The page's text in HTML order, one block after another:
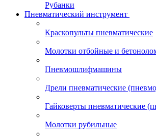
Рубанки
Пневматический инструмент
Краскопульты пневматические
Молотки отбойные и
Пневмошлифмашины
Дрели пневматические
Гайковерты пневматические
Молотки рубильные